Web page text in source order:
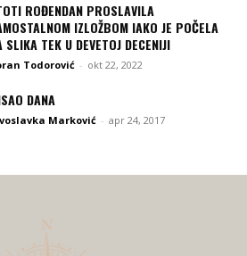
ROĐENDAN PROSLAVILA
IZLOŽBOM IAKO JE POČELA
SLIKA TEK U DEVETOJ DECENIJI
Todorović - okt 22, 2022
DANA
Marković - apr 24, 2017